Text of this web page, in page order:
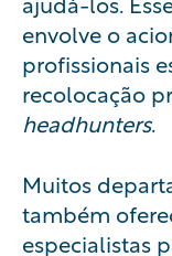
envolve o
profissionais
recolocação
headhunters.
Muitos
também
especialistas